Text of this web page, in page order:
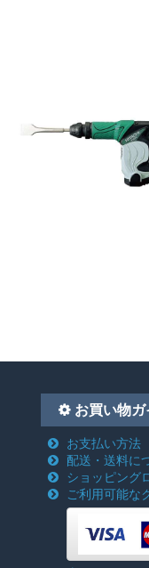
お買い物ガ
お支払い方法
配送・送料に
ショッピング
ご利用可能な